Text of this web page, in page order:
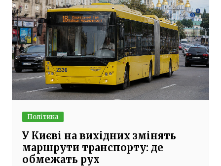
Політика
У Києві на вихідних змінять
маршрути транспорту: де
обмежать рух